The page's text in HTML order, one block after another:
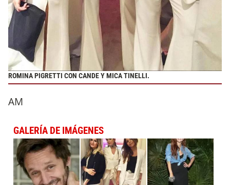
ROMINA PIGRETTI CON CANDE Y MICA TINELLI.
AM
GALERÍA DE IMÁGENES